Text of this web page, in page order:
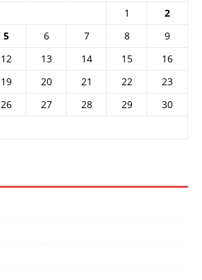
1
2
5 6 7 8
9
12 13 14 15
16
19 20 21 22
23
26 27 28 29
30